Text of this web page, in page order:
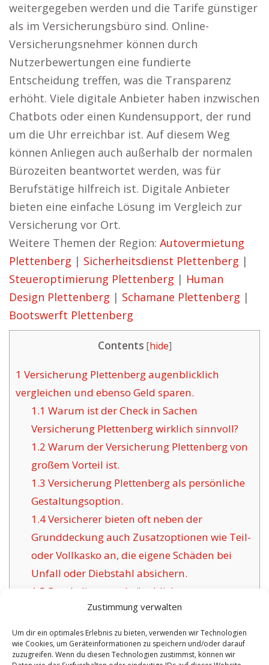
Zustimmung verwalten
Um dir ein optimales Erlebnis zu bieten, verwenden wir Technologien
wie Cookies, um Geräteinformationen zu speichern und/oder darauf
zuzugreifen. Wenn du diesen Technologien zustimmst, können wir
weitergegeben werden und die Tarife günstiger
als im Versicherungsbüro sind. Online-
Versicherungsnehmer können durch
Nutzerbewertungen eine fundierte
Entscheidung treffen, was die Transparenz
erhöht. Viele digitale Anbieter haben inzwischen
Chatbots oder einen Kundensupport, der rund
um die Uhr erreichbar ist. Auf diesem Weg
können Anliegen auch außerhalb der normalen
Bürozeiten beantwortet werden, was für
Berufstätige hilfreich ist. Digitale Anbieter
bieten eine einfache Lösung im Vergleich zur
Versicherung vor Ort.
Weitere Themen der Region: Autovermietung
Plettenberg | Sicherheitsdienst Plettenberg |
Steueroptimierung Plettenberg | Human
Design Plettenberg | Schamane Plettenberg |
Bootswerft Plettenberg
Contents [hide]
1 Versicherung Plettenberg augenblicklich
vergleichen und ebenso Geld sparen.
1.1 Warum ist der Check in Sachen
Versicherung Plettenberg wirklich sinnvoll?
1.2 Warum der Versicherung Plettenberg von
großem Vorteil ist.
1.3 Versicherung Plettenberg als persönliche
Gestaltungsoption.
1.4Versicherer bieten oft neben der
Grunddeckung auch Zusatzoptionen wie Teil-
oder Vollkasko an, die eigene Schäden bei
Unfall oder Diebstahl absichern.
1.5 Das Anliegen gebräuchlicher
Versicherungsgesellschaften für Plettenberg:
1.6
Die Vorzüge unsere Versicherung in
Plettenberg: